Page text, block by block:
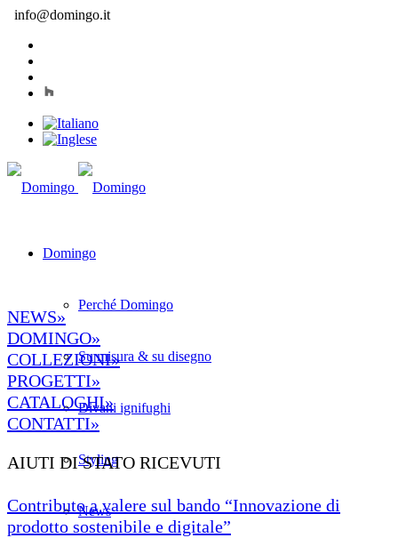
info@domingo.it
Domingo
Perché Domingo
Su misura & su disegno
Divani ignifughi
Styling
News
NEWS»
DOMINGO»
COLLEZIONI»
PROGETTI»
CATALOGHI»
CONTATTI»
AIUTI DI STATO RICEVUTI
Contributo a valere sul bando “Innovazione di
prodotto sostenibile e digitale”